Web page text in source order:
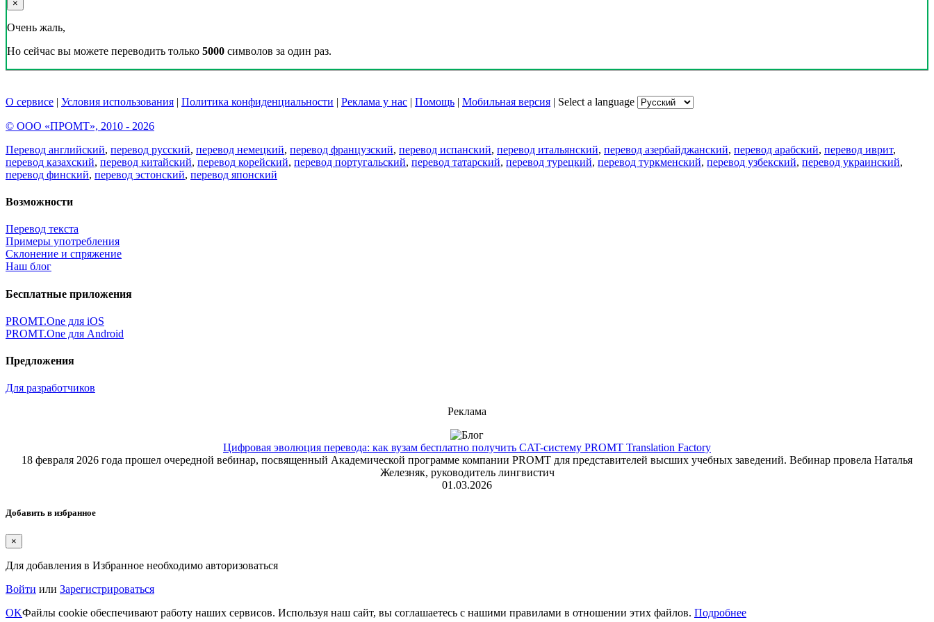
×
Очень жаль,
Но сейчас вы можете переводить только 5000 символов за один раз.
О сервисе | Условия использования | Политика конфиденциальности | Реклама у нас | Помощь | Мобильная версия | Select a language
© ООО «ПРОМТ», 2010 - 2026
Перевод английский, перевод русский, перевод немецкий, перевод французский, перевод испанский, перевод итальянский, перевод азербайджанский, перевод арабский, перевод иврит,
перевод казахский, перевод китайский, перевод корейский, перевод португальский, перевод татарский, перевод турецкий, перевод туркменский, перевод узбекский, перевод украинский,
перевод финский, перевод эстонский, перевод японский
Возможности
Перевод текста
Примеры употребления
Склонение и спряжение
Наш блог
Бесплатные приложения
PROMT.One для iOS
PROMT.One для Android
Предложения
Для разработчиков
Реклама
Цифровая эволюция перевода: как вузам бесплатно получить CAT-систему PROMT Translation Factory
18 февраля 2026 года прошел очередной вебинар, посвященный Академической программе компании PROMT для представителей высших учебных заведений. Вебинар провела Наталья
Железняк, руководитель лингвистич
01.03.2026
Добавить в избранное
×
Для добавления в Избранное необходимо авторизоваться
Войти или Зарегистрироваться
OKФайлы cookie обеспечивают работу наших сервисов. Используя наш сайт, вы соглашаетесь с нашими правилами в отношении этих файлов. Подробнее